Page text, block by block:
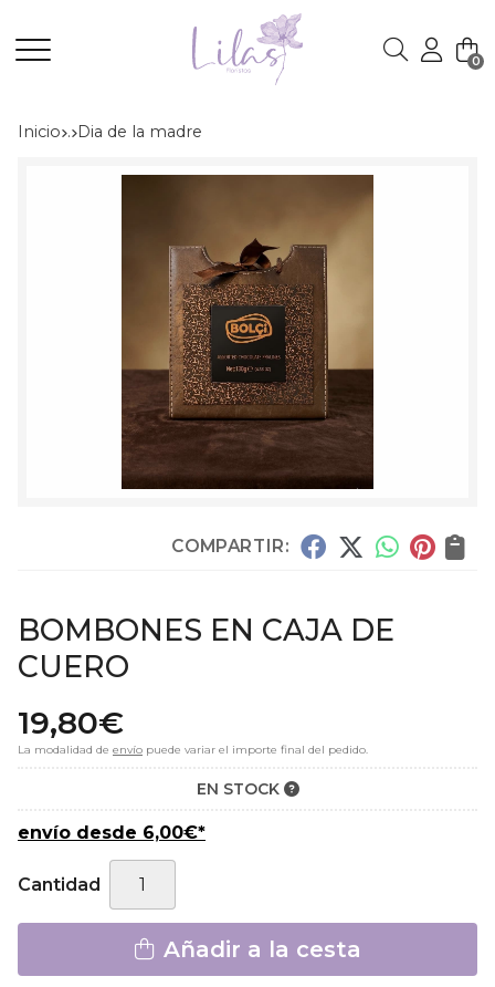
Buscar 0
Inicio . dia de la madre
COMPARTIR:
BOMBONES EN CAJA DE
CUERO
19,80€
La modalidad de envío puede variar el importe final del pedido.
EN STOCK
envío desde 6,00€*
Cantidad
Añadir a la cesta